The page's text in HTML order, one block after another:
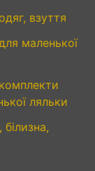
взуття
маленької
ляльки
білизна,